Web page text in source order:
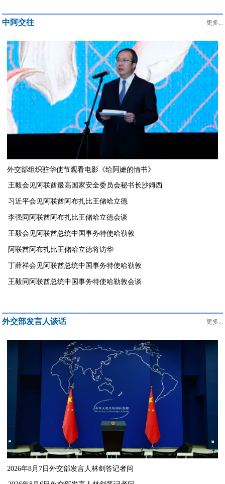
默德
中阿交往 更多...
外交部组织驻华使节观看电影《给阿嬷的情书》
王毅会见阿联酋最高国家安全委员会秘书长沙姆西
习近平会见阿联酋阿布扎比王储哈立德
李强同阿联酋阿布扎比王储哈立德会谈
​王毅会见阿联酋总统中国事务特使哈勒敦
阿联酋阿布扎比王储哈立德将访华
丁薛祥会见阿联酋总统中国事务特使哈勒敦
王毅同阿联酋总统中国事务特使哈勒敦会谈
外交部发言人谈话 更多...
2026年8月7日外交部发言人林剑答记者问